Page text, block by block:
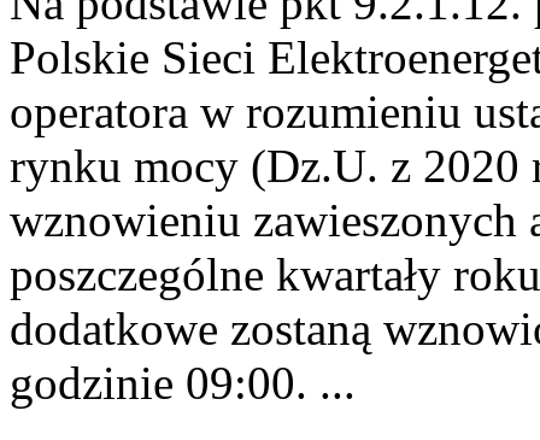
Polskie Sieci
operatora w rozumieniu
rynku mocy (Dz.U. z 2020
wznowieniu zawieszonych
poszczególne kwartały
dodatkowe zostaną
godzinie 09:00. ...